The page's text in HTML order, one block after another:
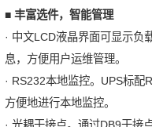
■ 丰富选件，智能管理
· 中文LCD液晶界面可显示负
息，方便用户运维管理。
· RS232本地监控。UPS标配
方便地进行本地监控。